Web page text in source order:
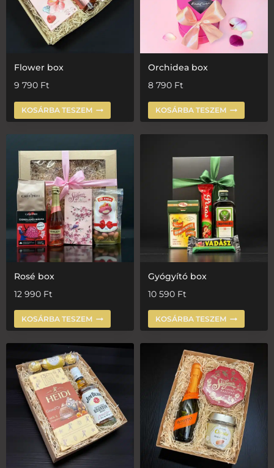
Flower box
9 790 Ft
KOSÁRBA TESZEM
Orchidea box
8 790 Ft
KOSÁRBA TESZEM
Rosé box
12 990 Ft
KOSÁRBA TESZEM
Gyógyító box
10 590 Ft
KOSÁRBA TESZEM